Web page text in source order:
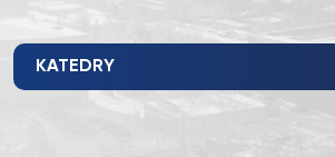
KATEDRY